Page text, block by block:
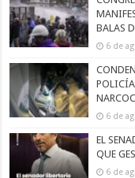
BALAS
6 de
6 de
EL
QUE
6 de